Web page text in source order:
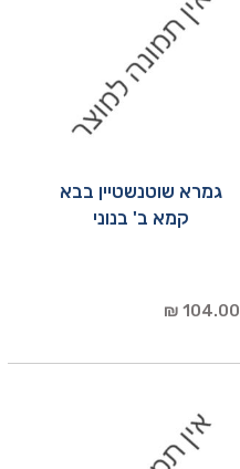
גמרא שוטנשטיין בבא
קמא ב' בנוני
104.00 ₪